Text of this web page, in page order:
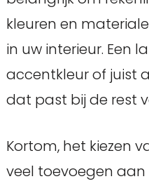
kleuren en
in uw interieur. Een
accentkleur of juist
dat past bij de rest
Kortom, het kiezen
veel toevoegen aan